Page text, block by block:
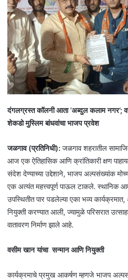
दंगलग्रस्त कॉलनी आता ‘अब्दुल कलाम नगर’;
शेकडो मुस्लिम बांधवांचा भाजप प्रवेश
​जळगाव (प्रतिनिधी):जळगाव शहरातील
आज एक ऐतिहासिक आणि क्रांतिकारी क्षण
संदेश देण्याच्या उद्देशाने, भाजप अल्पसंख्यांक
एक अत्यंत महत्त्वपूर्ण पाऊल टाकले. स्थानिक
उपस्थितीत पार पडलेल्या एका भव्य
नियुक्ती करण्यात आली, ज्यामुळे परिसरात
वातावरण निर्माण झाले आहे.
वसीम खान यांचा सन्मान आणि नियुक्ती
​कार्यक्रमाचे प्रमुख आकर्षण म्हणजे भाजप